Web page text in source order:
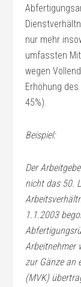
nur mehr
umfassten
wegen
Erhöhung
45%).
Beispiel:
Der
nicht das 50.
1.1.2003
Arbeitnehmer
zur Gänze an
(MVK)